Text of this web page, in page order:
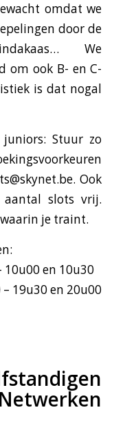
omdat we
door de
We
om ook B- en C-
is dat nogal
Stuur zo
Ook
slots vrij.
je traint.
10u00 en 10u30
19u30 en 20u00